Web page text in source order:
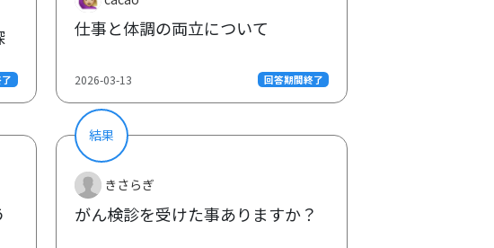
仕事と体調の両立について
2026-03-13 回答期間終了
結果
きさらぎ
がん検診を受けた事ありますか？